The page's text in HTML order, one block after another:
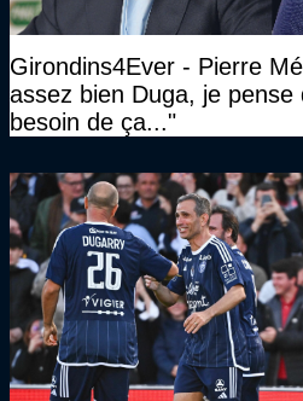
Girondins4Ever - Pierre
assez bien Duga, je pense
besoin de ça..."